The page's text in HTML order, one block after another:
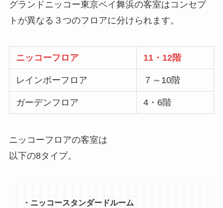
グランドニッコー東京ベイ舞浜の客室はコンセプ
トが異なる３つのフロアに分けられます。
ニッコーフロア 11・12階
レインボーフロア ７～10階
ガーデンフロア 4・6階
ニッコーフロアの客室は
以下の8タイプ。
・ニッコースタンダードルーム